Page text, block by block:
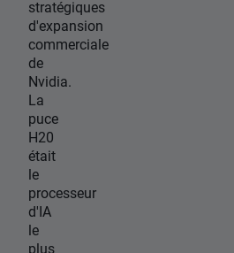
stratégiques
d'expansion
commerciale
de
Nvidia.
La
puce
H20
était
le
processeur
d'IA
le
plus